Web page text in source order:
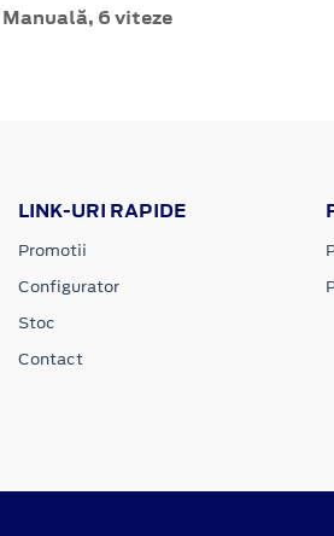
Manuală, 6 viteze
LINK-URI RAPIDE
Promotii
Configurator
Stoc
Contact